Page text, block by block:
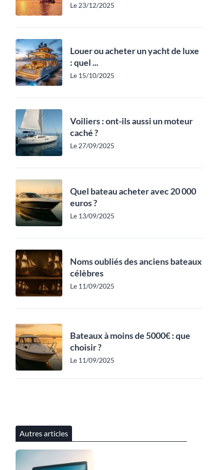
Le 23/12/2025
Louer ou acheter un yacht de luxe
: quel ...
Le 15/10/2025
Voiliers : ont-ils aussi un moteur
caché ?
Le 27/09/2025
Quel bateau acheter avec 20 000
euros ?
Le 13/09/2025
Noms oubliés des anciens bateaux
célèbres
Le 11/09/2025
Bateaux à moins de 5000€ : que
choisir ?
Le 11/09/2025
Autres articles